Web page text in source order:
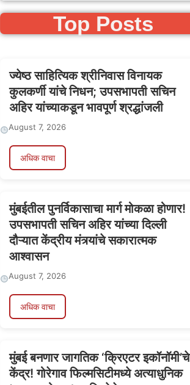
Top Posts
ज्येष्ठ साहित्यिक श्रीनिवास विनायक
कुलकर्णी यांचे निधन; उपसभापती सचिन
अहिर यांच्याकडून भावपूर्ण श्रद्धांजली
August 7, 2026
अधिक वाचा
मुंबईतील पुनर्विकासाचा मार्ग मोकळा होणार!
उपसभापती सचिन अहिर यांच्या दिल्ली
दौऱ्यात केंद्रीय मंत्र्यांचे सकारात्मक
आश्वासन
August 7, 2026
अधिक वाचा
मुंबई बनणार जागतिक ‘क्रिएटर इकॉनॉमी’चे
केंद्र! गोरेगाव फिल्मसिटीमध्ये अत्याधुनिक